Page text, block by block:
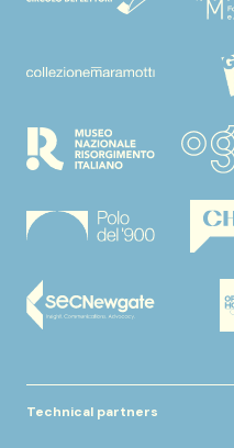
Technical partners